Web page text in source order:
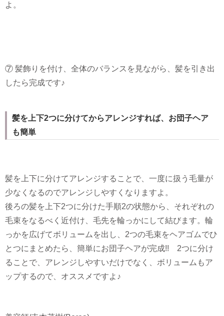
よ。
⑦ 髪飾りを付け、全体のバランスを見ながら、髪を引き出
したら完成です♪
髪を上下2つに分けてからアレンジすれば、お団子ヘア
も簡単
髪を上下に分けてアレンジすることで、一度に扱う毛量が
少なくなるのでアレンジしやすくなりますよ。
後ろの髪を上下2つに分けた手順2の状態から、それぞれの
毛束をなるべく近付け、毛先を輪っかにして結びます。輪
っかを広げてボリュームを出し、2つの毛束をヘアゴムでひ
とつにまとめたら、簡単にお団子ヘアが完成!! 2つに分け
ることで、アレンジしやすいだけでなく、ボリュームもア
ップするので、オススメですよ♪